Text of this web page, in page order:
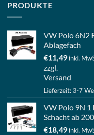
PRODUKTE
VW Polo 6N2
Ablagefach
€11,49 inkl.
zzgl.
Versand
Lieferzeit: 3-7
VW Polo 9N 1
Schacht ab
€18,49 inkl.